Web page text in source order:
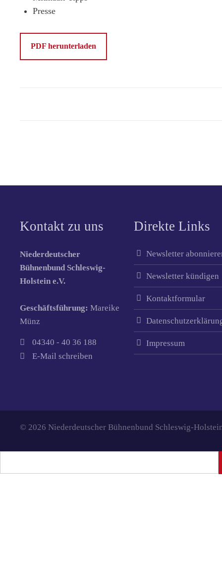
Presse
PDF herunterladen
Kontakt zu uns
Niederdeutscher
Bühnenbund Schleswig-
Holstein e.V.
Geschäftsführung:Mareike
Münz
04340 - 40 36 188
E-Mail schreiben
Direkte Links
Newsletter
Newsletter kündigen
Kontaktformular
Impressum
© 2026 Niederdeutscher Bühnenbund Schleswig-